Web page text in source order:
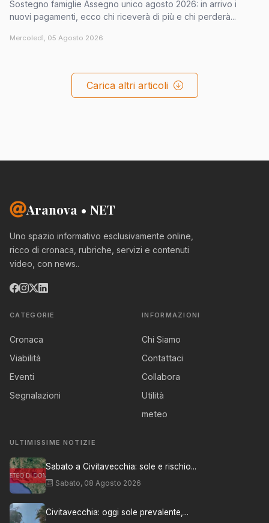
Sostegno famiglie Assegno unico agosto 2026: in arrivo i
nuovi pagamenti, ecco chi riceverà di più e chi perderà...
Mercoledì, 05 Agosto 2026
Carica altri articoli
Aranova • NET
Uno spazio informativo esclusivamente online,
ricco di cronaca, rubriche, servizi e contenuti
video, con news..
CATEGORIE
Cronaca
Viabilità
Eventi
Segnalazioni
INFORMAZIONI
Chi Siamo
Contattaci
Collabora
Utilità
meteo
ULTIMISSIME NOTIZIE
Sabato a Civitavecchia: sole e rischio...
Sabato, 08 Agosto 2026
Civitavecchia: oggi sole prevalente,...